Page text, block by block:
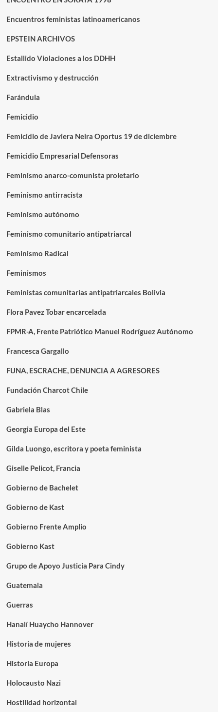
Encuentros feministas latinoamericanos
EPSTEIN ARCHIVOS
Estallido Violaciones a los DDHH
Extractivismo y destrucción
Farándula
Femicidio
Femicidio de Javiera Neira Oportus 19 de diciembre
Femicidio Empresarial Defensoras
Feminismo anarco-comunista proletario
Feminismo antirracista
Feminismo autónomo
Feminismo comunitario antipatriarcal
Feminismo Radical
Feminismos
Feministas comunitarias antipatriarcales Bolivia
Flora Pavez Tobar encarcelada
FPMR-A, Frente Patriótico Manuel Rodríguez Autónomo
Francesca Gargallo
FUNA, ESCRACHE, DENUNCIA A AGRESORES
Fundación Charcot Chile
Gabriela Blas
Georgia Europa del Este
Gilda Luongo, escritora y poeta feminista
Giselle Pelicot, Francia
Gobierno de Bachelet
Gobierno de Kast
Gobierno Frente Amplio
Gobierno Kast
Grupo de Apoyo Justicia Para Cindy
Guatemala
Guerras
Hanalí Huaycho Hannover
Historia de mujeres
Historia Europa
Holocausto Nazi
Hostilidad horizontal